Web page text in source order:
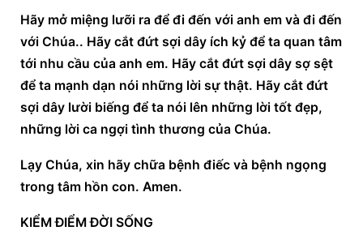
Hãy mở miệng lưỡi ra để đi đến với anh em và đi đến
với Chúa.. Hãy cắt đứt sợi dây ích kỷ để ta quan tâm
tới nhu cầu của anh em. Hãy cắt đứt sợi dây sợ sệt
để ta mạnh dạn nói những lời sự thật. Hãy cắt đứt
sợi dây lười biếng để ta nói lên những lời tốt đẹp,
những lời ca ngợi tình thương của Chúa.
Lạy Chúa, xin hãy chữa bệnh điếc và bệnh ngọng
trong tâm hồn con. Amen.
KIỂM ĐIỂM ĐỜI SỐNG